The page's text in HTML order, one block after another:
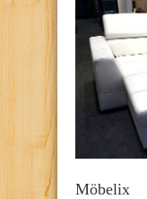
Möbelix